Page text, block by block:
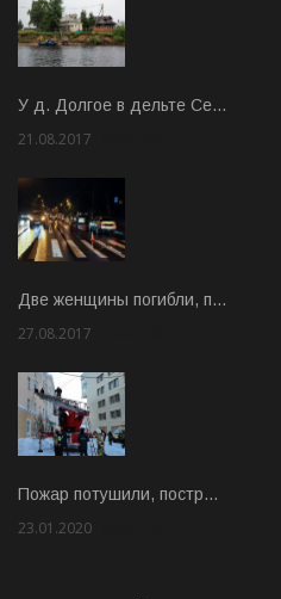
У д. Долгое в дельте Се…
21.08.2017
Две женщины погибли, п…
27.08.2017
Пожар потушили, постр…
23.01.2020